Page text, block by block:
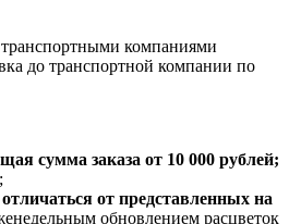
транспортными компаниями
до транспортной компании по
сумма заказа от 10 000 рублей;
от представленных на
обновлением расцветок